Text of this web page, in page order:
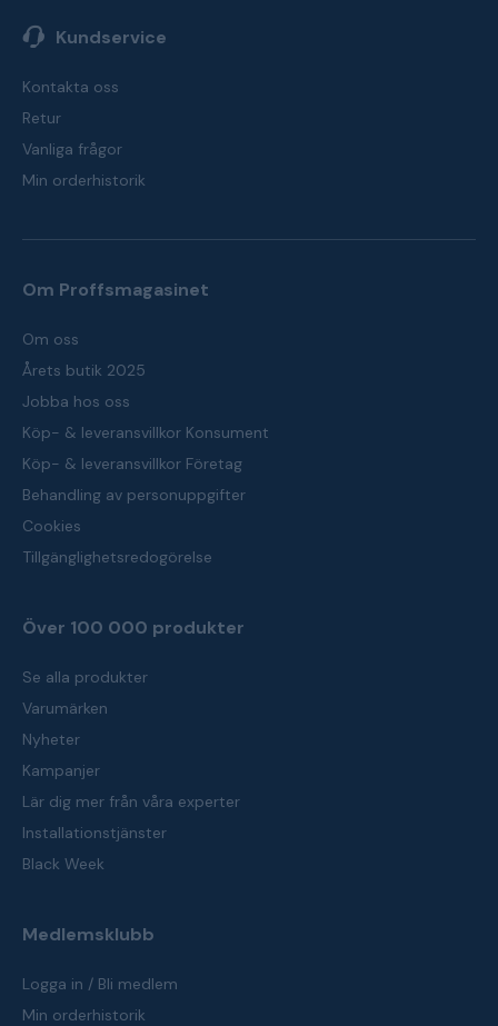
Kundservice
Kontakta oss
Retur
Vanliga frågor
Min orderhistorik
Om Proffsmagasinet
Om oss
Årets butik 2025
Jobba hos oss
Köp- & leveransvillkor Konsument
Köp- & leveransvillkor Företag
Behandling av personuppgifter
Cookies
Tillgänglighetsredogörelse
Över 100 000 produkter
Se alla produkter
Varumärken
Nyheter
Kampanjer
Lär dig mer från våra experter
Installationstjänster
Black Week
Medlemsklubb
Logga in / Bli medlem
Min orderhistorik